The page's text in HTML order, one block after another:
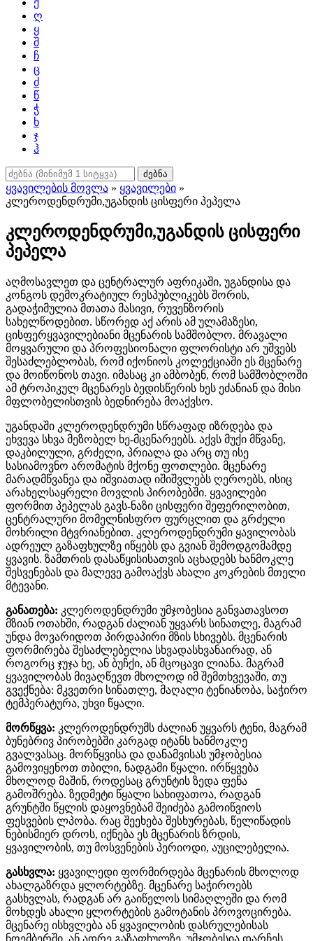
ქ
ღ
ყ
შ
ჩ
ც
ძ
წ
ჭ
ხ
ჯ
ჰ
ძებნა
ყვავილების მოვლა » ყვავილები »
კლეროდენდრუმი,უგანდის ცისფერი პეპელა
კლეროდენდრუმი,უგანდის ცისფერი
პეპელა
აღმოსავლეთ და ცენტრალურ აფრიკაში, უგანდისა და
კონგოს დემოკრატიულ რესპუბლიკებს შორის,
გადაჭიმულია მთათა მასივი, რუვენზორის
სახელწოდებით. სწორედ აქ არის ამ ულამაზესი,
ცისფერყვავილებიანი მცენარის სამშობლო. მრავალი
მოყვარული და პროფესიონალი ფლორისტი არ უშვებს
შესაძლებლობას, რომ იქონიოს კოლექციაში ეს მცენარე
და მოიწონოს თავი. იმასაც კი ამბობენ, რომ სამშობლოში
ამ ტროპიკულ მცენარეს ბედისწერის ხეს ეძანიან და მისი
მფლობელისთვის ბედნირება მოაქვსო.
უგანდაში კლეროდენდრუმი სწრაფად იზრდება და
ეხვევა სხვა მეზობელ ხე-მცენარეებს. აქვს მუქი მწვანე,
დაკბილული, გრძელი, პრიალა და არც თუ ისე
სასიამოვნო არომატის მქონე ფოთლები. მცენარე
მარადმწვანეა და იშვიათად იშიშვლებს ღეროებს, ისიც
არახელსაყრელი მოვლის პირობებში. ყვავილები
ფორმით პეპელას გავს-ნაზი ცისფერი შეფერილობით,
ცენტრალური მომელნისფრო ფურცლით და გრძელი
მოხრილი მტვრიანებით. კლეროდენდრუმი ყავილობას
ადრეულ გაზაფხულზე იწყებს და გვიან შემოდგომამდე
ყვავის. ზამთრის დასაწყისისათვის აცხადებს ხანმოკლე
შესვენებას და მალევე გამოაქვს ახალი კოკრების მთელი
მტევანი.
განათება: კლეროდენდრუმი უმჯობესია განვათავსოთ
მზიან ოთახში, რადგან ძალიან უყვარს სინათლე, მაგრამ
უნდა მოვარიდოთ პირდაპირი მზის სხივებს. მცენარის
ფორმირება შესაძლებელია სხვადასხვანაირად, ან
როგორც ჯუჯა ხე, ან ბუჩქი, ან მცოცავი ლიანა. მაგრამ
ყვავილობას მივაღწევთ მხოლოდ იმ შემთხვევაში, თუ
გვექნება: მკვეთრი სინათლე, მაღალი ტენიანობა, საჭირო
ტემპერატურა, უხვი წყალი.
მორწყვა: კლეროდენდრუმს ძალიან უყვარს ტენი, მაგრამ
ბუნებრივ პირობებში კარგად იტანს ხანმოკლე
გვალვასაც. მორწყვისა და დანამვისას უმჯობესია
გამოვიყენოთ თბილი, ნადგამი წყალი. ირწყვება
მხოლოდ მაშინ, როდესაც გრუნტის ზედა ფენა
გამოშრება. ზედმეტი წყალი სახიფათოა, რადგან
გრუნტში წყლის დაყოვნებამ შეიძება გამოიწვიოს
ფესვების ლპობა. რაც შეეხება შესხურებას, წელიწადის
ნებისმიერ დროს, იქნება ეს მცენარის ზრდის,
ყვავილობის, თუ მოსვენების პერიოდი, აუცილებელია.
გასხვლა: ყვავილედი ფორმირდება მცენარის მხოლოდ
ახალგაზრდა ყლორტებზე. მცენარე საჭიროებს
გასხვლას, რადგან არ გაიწელოს სიმაღლეში და რომ
მოხდეს ახალი ყლორტების გამოტანის პროვოცირება.
მცენარე ისხვლება ან ყვავილობის დასრულებისას
ნოემბერში, ან ადრე გაზაფხულზე. უმჯობესია დარჩეს